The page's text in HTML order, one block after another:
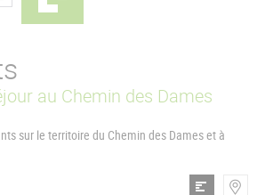
au Chemin des Dames
sur le territoire du Chemin des Dames et à